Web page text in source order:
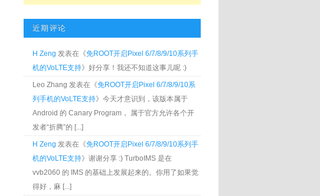
近期评论
H Zeng 发表在《免ROOT开启Pixel 6/7/8/9/10系列手
机的VoLTE支持》好分享！我还不知道这事儿呢 :)
Leo Zhang 发表在《免ROOT开启Pixel 6/7/8/9/10系
列手机的VoLTE支持》今天才意识到，该版本属于
Android 的 Canary Program， 属于官方允许各个开
发者“折腾”的 [...]
H Zeng 发表在《免ROOT开启Pixel 6/7/8/9/10系列手
机的VoLTE支持》谢谢分享 :) TurboIMS 是在
vvb2060 的 IMS 的基础上发展起来的。你用了如果觉
得好，麻 [...]